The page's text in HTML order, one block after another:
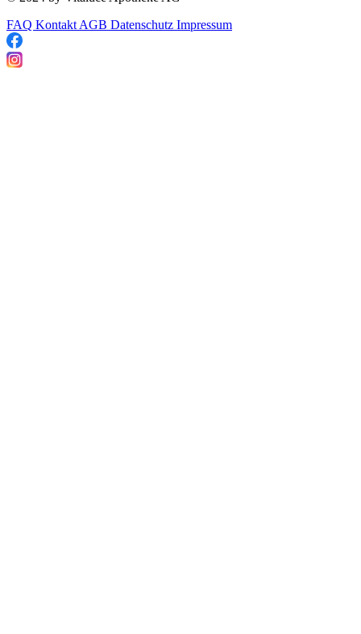
FAQ Kontakt AGB Datenschutz Impressum